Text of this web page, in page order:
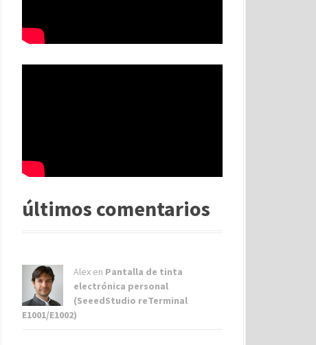
últimos comentarios
Alex en Pantalla de tinta
electrónica personal
(SeeedStudio reTerminal
E1001/E1002)